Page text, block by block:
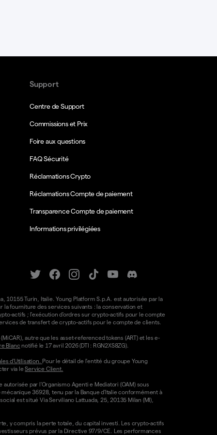
Support
Centre de Support
Commissions et Prix
Foire aux questions
FAQ Sécurité
Réclamations Crypto
Réclamations Compte de paiement
Transparence Compte de paiement
Informations privilégiées
10155 Turin, Italie. Young Platform S.p.A. est autorisée par la
la fourniture des services suivants : la conservation et
actifs ; l'exécution d'ordres sur crypto-actifs pour le compte
de transfert de crypto-actifs pour le compte de clients.
autre que les asset-referenced tokens (ART) et les e-
Blanc notifié le 17 avril 2026 (DTI : RGN2XS8ZG).
d'Utilisation. Pour le détail de l'entité du groupe Young
via leService Client.
par l'Organismo Agenti e Mediatori (OAM) sous
36928, tenu par la Banque d'Italie conformément à
est situé Via Serviliano Lattuada, 25, 20135 Milan (MI),
y compris la perte totale, du capital investi. Les crypto-actifs
prévus par la Directive 97/9/CE. Les performances